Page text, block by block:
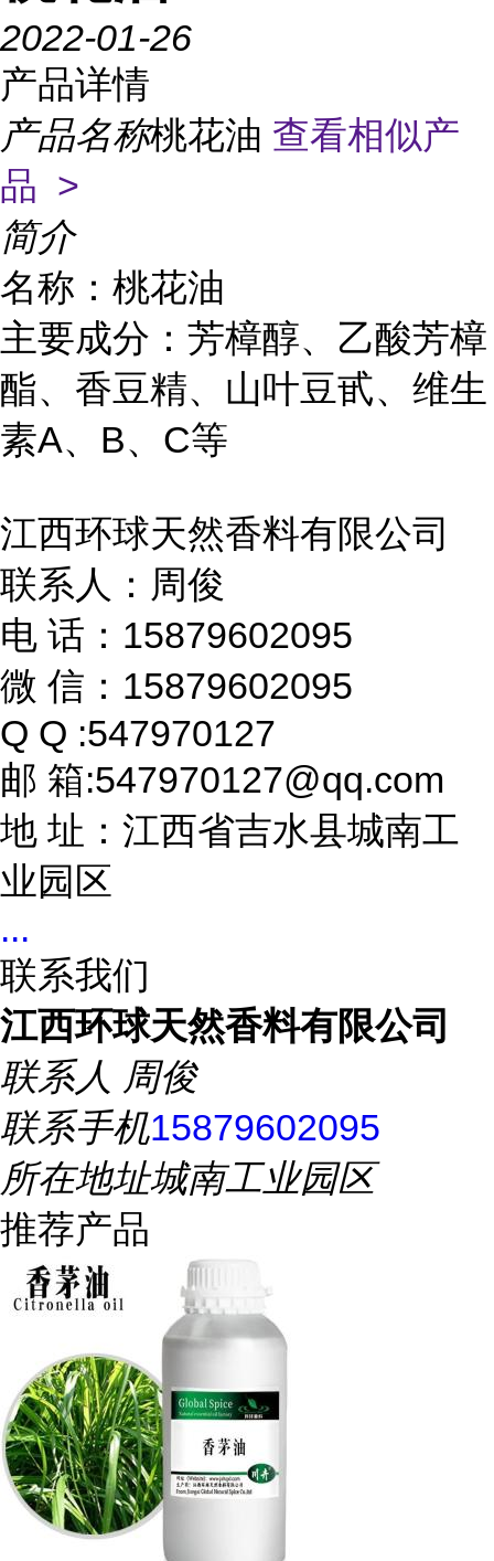
2022-01-26
产品详情
产品名称桃花油 查看相似产
品 >
简介
名称：桃花油
主要成分：芳樟醇、乙酸芳樟
酯、香豆精、山叶豆甙、维生
素A、B、C等
江西环球天然香料有限公司
联系人：周俊
电 话：15879602095
微 信：15879602095
Q Q :547970127
邮 箱:547970127@qq.com
地 址：江西省吉水县城南工
业园区
...
联系我们
江西环球天然香料有限公司
联系人 周俊
联系手机15879602095
所在地址城南工业园区
推荐产品